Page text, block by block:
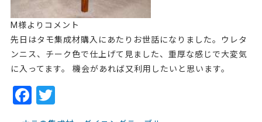
M様よりコメント
先日はタモ集成材購入にあたりお世話になりました。ウレタ
ンニス、チーク色で仕上げて見ました、重厚な感じで大変気
に入ってます。 機会があれば又利用したいと思います。
F T
w